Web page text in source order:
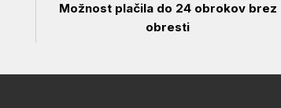
Možnost plačila do 24 obrokov brez
obresti